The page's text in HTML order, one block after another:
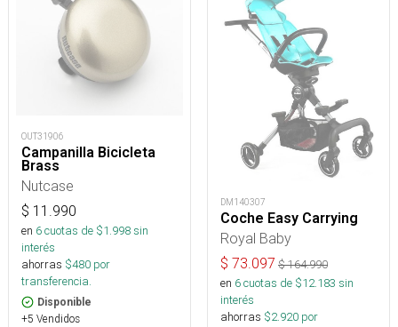
OUT31906
Campanilla Bicicleta
Brass
Nutcase
$ 11.990
en 6cuotas de $1.998sin
interés
ahorras $480 por
transferencia.
Disponible
+5 Vendidos
DM140307
Coche Easy Carrying
Royal Baby
$ 73.097 $164.990
en 6cuotas de $12.183 sin
interés
ahorras $2.920 por